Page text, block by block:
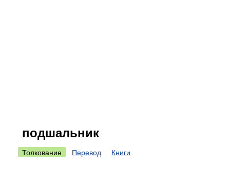
подшальник
Толкование Перевод Книги